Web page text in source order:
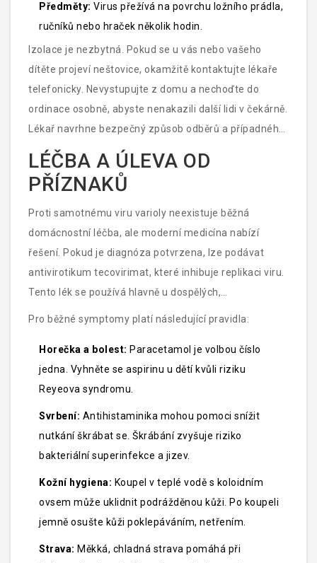
Předměty: Virus přežívá na povrchu ložního prádla,
ručníků nebo hraček několik hodin.
Izolace je nezbytná. Pokud se u vás nebo vašeho
dítěte projeví neštovice, okamžitě kontaktujte lékaře
telefonicky. Nevystupujte z domu a nechoďte do
ordinace osobně, abyste nenakazili další lidi v čekárně.
Lékař navrhne bezpečný způsob odběrů a případného
podání léků proti viru.
LÉČBA A ÚLEVA OD
PŘÍZNAKŮ
Proti samotnému viru varioly neexistuje běžná
domácnostní léčba, ale moderní medicína nabízí
řešení. Pokud je diagnóza potvrzena, lze podávat
antivirotikum tecovirimat, které inhibuje replikaci viru
Tento lék se používá hlavně u dospělých,
Pro běžné symptomy platí následující pravidla:
Horečka a bolest: Paracetamol je volbou číslo
jedna. Vyhněte se aspirinu u dětí kvůli riziku
Reyeova syndromu.
Svrbení: Antihistaminika mohou pomoci snížit
nutkání škrábat se. Škrábání zvyšuje riziko
bakteriální superinfekce a jizev.
Kožní hygiena: Koupel v teplé vodě s koloidním
ovsem může uklidnit podrážděnou kůži. Po koupeli
jemně osušte kůži poklepáváním, netřením.
Strava: Měkká, chladná strava pomáhá při